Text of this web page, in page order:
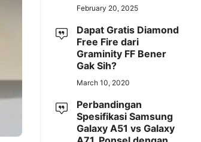
February 20, 2025
Dapat Gratis Diamond
Free Fire dari
Graminity FF Bener
Gak Sih?
March 10, 2020
Perbandingan
Spesifikasi Samsung
Galaxy A51 vs Galaxy